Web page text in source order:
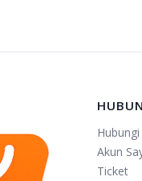
Akun
Ticket